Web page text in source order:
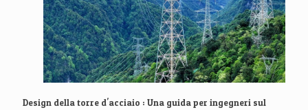
Design della torre d'acciaio : Una guida per ingegneri sul